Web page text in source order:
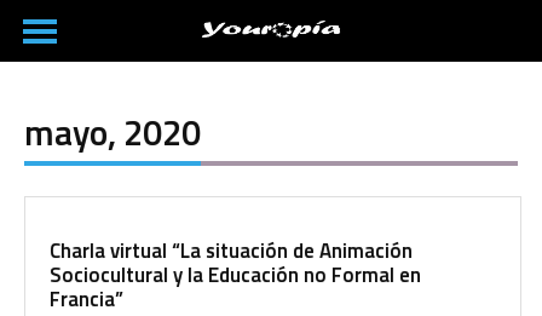
mayo, 2020
Charla virtual “La situación de Animación
Sociocultural y la Educación no Formal en
Francia”